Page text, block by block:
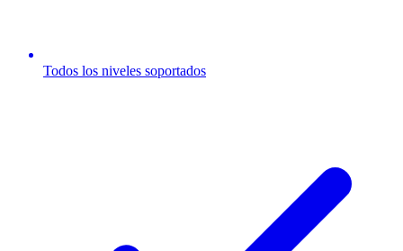
Todos los niveles soportados